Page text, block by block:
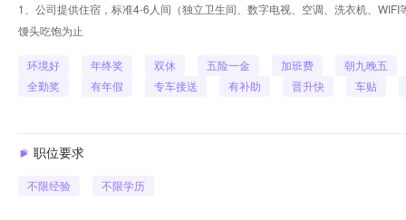
1、公司提供住宿，标准4-6人间（独立卫生间、数字电视、空调、洗衣机、
馒头吃饱为止
环境好 年终奖 双休 五险一金 加班费
朝九晚五
全勤奖
有年假 专车接送 有补助 晋升快 车贴
职位要求
不限经验 不限学历